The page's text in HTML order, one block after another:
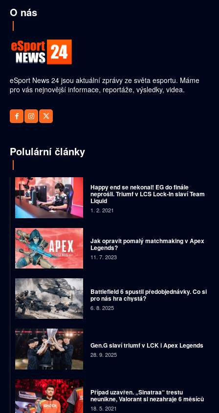
O nás
eSport News 24 jsou aktuální zprávy ze světa esportu. Máme
pro vás nejnovější informace, reportáže, výsledky, videa.
Polulární články
Happy end se nekonal! EG do finále
neprošli. Triumf v LCS Lock-In slaví Team
Liquid
1. 2. 2021
Jak opravit pomalý matchmaking v Apex
Legends?
11. 7. 2023
Battlefield 6 spustil předobjednávky. Co si
pro nás hra chystá?
6. 8. 2025
Gen.G slaví triumf v LCK i Apex Legends
28. 9. 2025
Případ uzavřen. „Sinatraa“ trestu
neunikne, Valorant si nezahraje 6 měsíců
18. 5. 2021